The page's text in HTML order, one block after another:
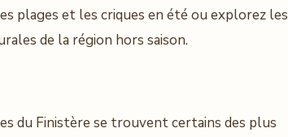
plages et les criques en été ou explorez les
de la région hors saison.
du Finistère se trouvent certains des plus